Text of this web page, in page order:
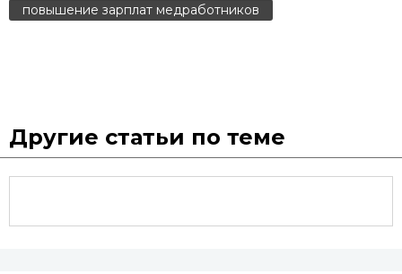
повышение зарплат медработников
Другие статьи по теме